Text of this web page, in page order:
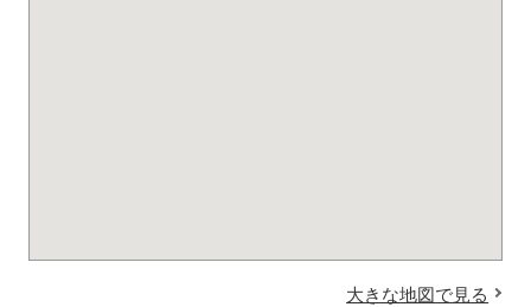
大きな地図で見る